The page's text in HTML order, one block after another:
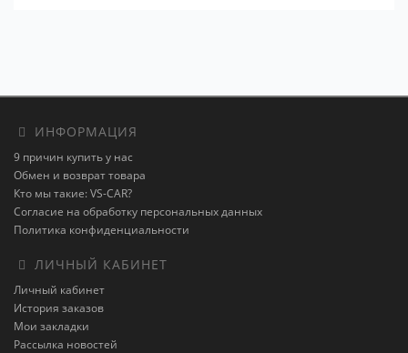
ИНФОРМАЦИЯ
9 причин купить у нас
Обмен и возврат товара
Кто мы такие: VS-CAR?
Согласие на обработку персональных данных
Политика конфиденциальности
ЛИЧНЫЙ КАБИНЕТ
Личный кабинет
История заказов
Мои закладки
Рассылка новостей